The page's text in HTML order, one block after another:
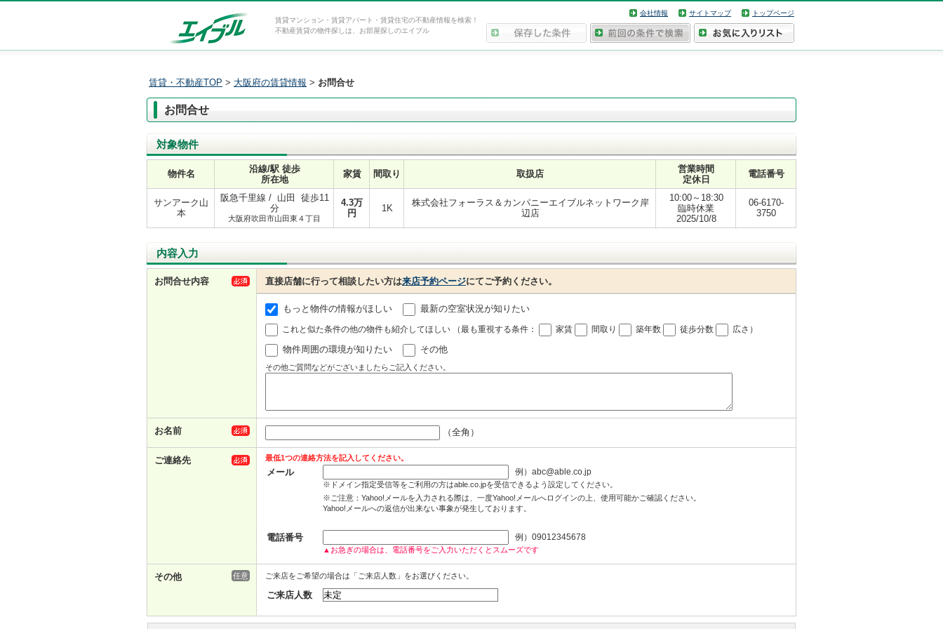
賃貸マンション・賃貸アパート・賃貸住宅の不動産情報を検索！
不動産賃貸の物件探しは、お部屋探しのエイブル
会社情報 サイトマップ トップページ
賃貸・不動産TOP > 大阪府の賃貸情報 > お問合せ
お問合せ
対象物件
物件名
沿線/駅 徒歩
所在地
家賃 間取り 取扱店
営業時間
定休日
電話番号
サンアーク山
本
阪急千里線 / 山田 徒歩11
分
大阪府吹田市山田東４丁目
4.3万
円
1K
株式会社フォーラス＆カンパニーエイブルネットワーク岸
辺店
10:00～18:30
臨時休業
2025/10/8
06-6170-
3750
内容入力
お問合せ内容 直接店舗に行って相談したい方は来店予約ページにてご予約ください。
もっと物件の情報がほしい 最新の空室状況が知りたい
これと似た条件の他の物件も紹介してほしい （最も重視する条件： 家賃 間取り 築年数 徒歩分数 広さ ）
物件周囲の環境が知りたい その他
その他ご質問などがございましたらご記入ください。
お名前 （全角）
ご連絡先 最低1つの連絡方法を記入してください。
メール 例）abc@able.co.jp
※ドメイン指定受信等をご利用の方はable.co.jpを受信できるよう設定してください。
※ご注意：Yahoo!メールを入力される際は、一度Yahoo!メールへログインの上、使用可能かご確認ください。
Yahoo!メールへの返信が出来ない事象が発生しております。
電話番号 例）09012345678
▲お急ぎの場合は、電話番号をご入力いただくとスムーズです
その他 任意 ご来店をご希望の場合は「ご来店人数」をお選びください。
ご来店人数